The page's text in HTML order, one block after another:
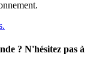
? N'hésitez pas à